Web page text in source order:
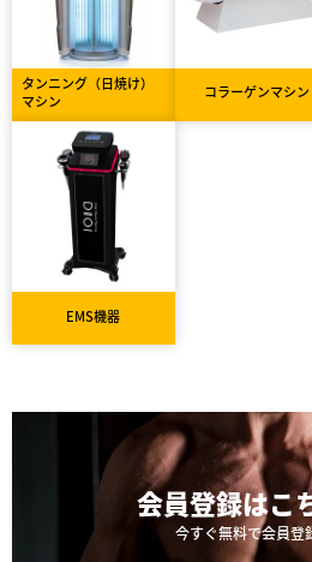
タンニング（日焼け）
マシン
コラーゲンマシン
EMS機器
会員登録はこ
今すぐ無料で会員登